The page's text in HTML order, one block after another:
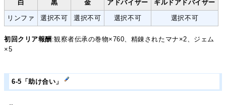
白 黒 金 アドバイザー ギルドアドバイザー
リンファ 選択不可 選択不可 選択不可 選択不可
初回クリア報酬 :観察者伝承の巻物×760、精錬されたマナ×2、ジェム
×5
6-5「助け合い」